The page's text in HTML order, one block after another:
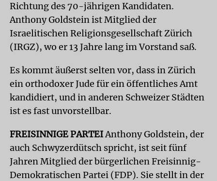
Richtung des 70-jährigen Kandidaten.
Anthony Goldstein ist Mitglied der
Israelitischen Religionsgesellschaft Zürich
(IRGZ), wo er 13 Jahre lang im Vorstand saß.
Es kommt äußerst selten vor, dass in Zürich
ein orthodoxer Jude für ein öffentliches Amt
kandidiert, und in anderen Schweizer Städten
ist es fast unvorstellbar.
FREISINNIGE PARTEIAnthony Goldstein, der
auch Schwyzerdütsch spricht, ist seit fünf
Jahren Mitglied der bürgerlichenFreisinnig-
Demokratischen Partei (FDP). Sie stellt in der